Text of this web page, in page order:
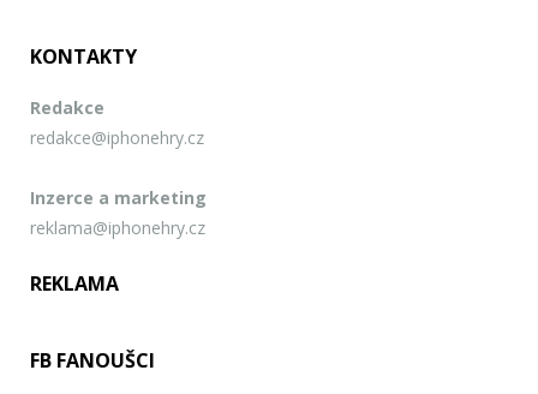
KONTAKTY
Redakce
redakce@iphonehry.cz
Inzerce a marketing
reklama@iphonehry.cz
REKLAMA
FB FANOUŠCI